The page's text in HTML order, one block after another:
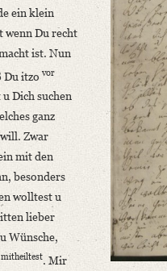
ein klein
wenn Du recht
ist. Nun
Du itzo vor
Dich suchen
ganz
Zwar
mit den
besonders
wolltest u
lieber
Wünsche,
mitheiltest. Mir